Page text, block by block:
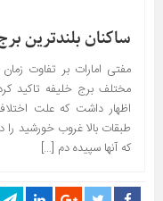
ساکنان بلندترین
مفتی امارات بر تفاوت
مختلف برج خلیفه تاکید
اظهار داشت که علت
طبقات بالا غروب خورشید را
که آنها سپیده دم […]